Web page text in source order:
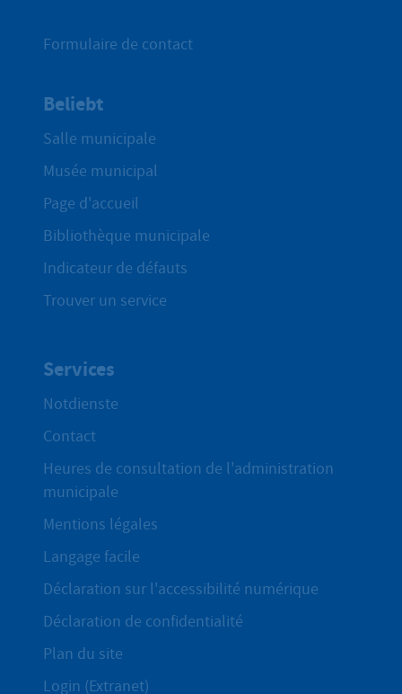
Formulaire de contact
Beliebt
Salle municipale
Musée municipal
Page d'accueil
Bibliothèque municipale
Indicateur de défauts
Trouver un service
Services
Notdienste
Contact
Heures de consultation de l'administration
municipale
Mentions légales
Langage facile
Déclaration sur l'accessibilité numérique
Déclaration de confidentialité
Plan du site
Login (Extranet)